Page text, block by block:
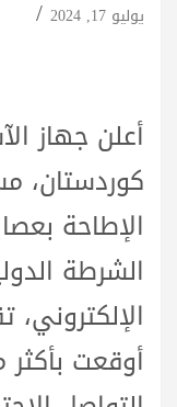
يوليو 17, 2024
أعلن جهاز
كوردستان،
الإطاحة
الشرطة
الإلكتروني،